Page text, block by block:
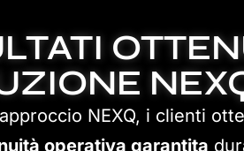
NEXQ, i clienti
operativa garantita